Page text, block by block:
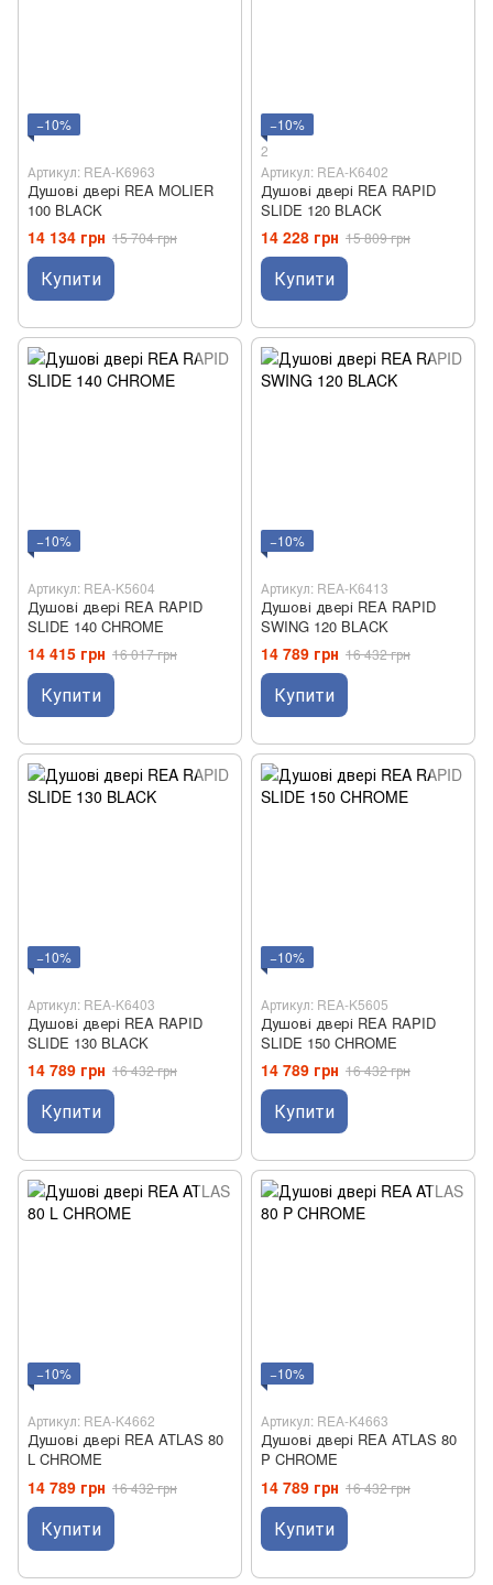
−10%
Артикул: REA-K6963
Душові двері REA MOLIER
100 BLACK
14 134 грн 15 704 грн
Купити
−10%
2
Артикул: REA-K6402
Душові двері REA RAPID
SLIDE 120 BLACK
14 228 грн 15 809 грн
Купити
−10%
Артикул: REA-K5604
Душові двері REA RAPID
SLIDE 140 CHROME
14 415 грн 16 017 грн
Купити
−10%
Артикул: REA-K6413
Душові двері REA RAPID
SWING 120 BLACK
14 789 грн 16 432 грн
Купити
−10%
Артикул: REA-K6403
Душові двері REA RAPID
SLIDE 130 BLACK
14 789 грн 16 432 грн
Купити
−10%
Артикул: REA-K5605
Душові двері REA RAPID
SLIDE 150 CHROME
14 789 грн 16 432 грн
Купити
−10%
Артикул: REA-K4662
Душові двері REA ATLAS 80
L CHROME
14 789 грн 16 432 грн
Купити
−10%
Артикул: REA-K4663
Душові двері REA ATLAS 80
P CHROME
14 789 грн 16 432 грн
Купити